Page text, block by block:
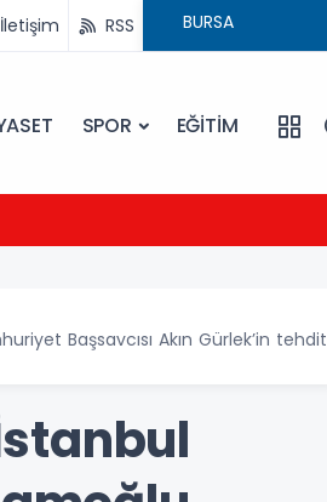
İletişim RSS
SPOR EĞİTİM
Başsavcısı Akın Gürlek’in tehdit